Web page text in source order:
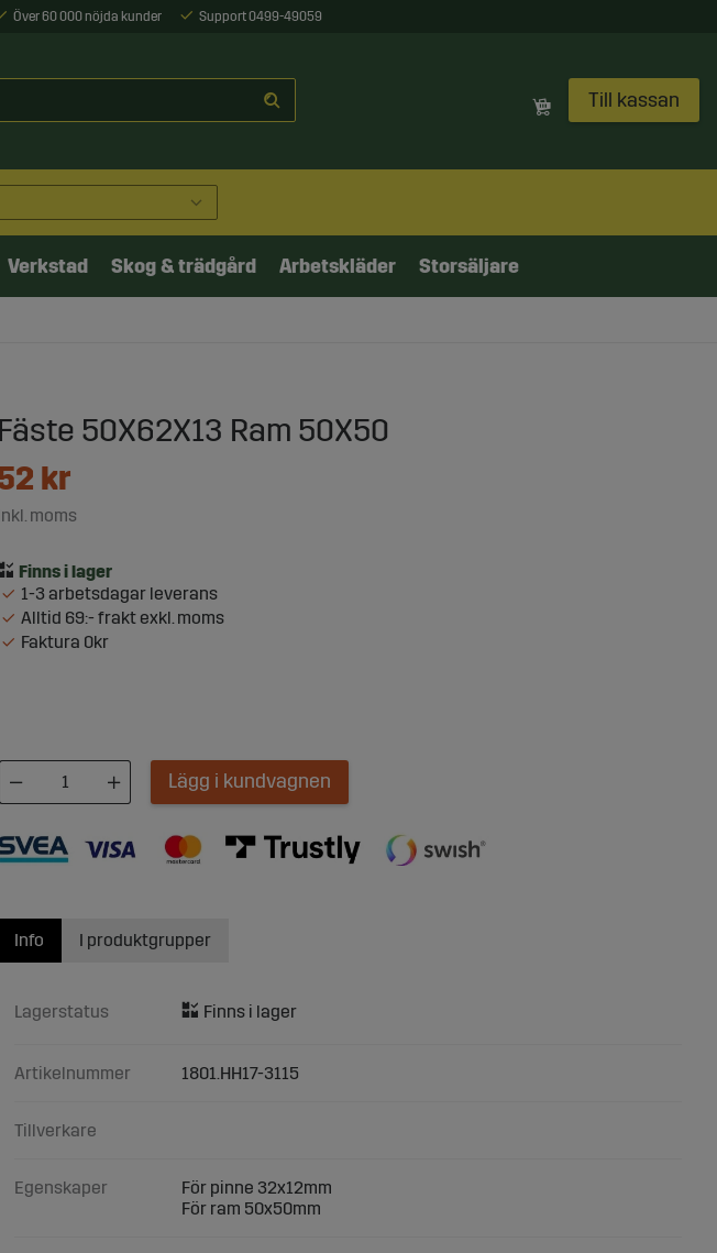
Över 60 000 nöjda kunder Support 0499-49059
Till kassan
Verkstad Skog & trädgård Arbetskläder Storsäljare
Fäste 50X62X13 Ram 50X50
kr
moms
1-3 arbetsdagar leverans
Alltid 69:- frakt exkl. moms
Faktura 0kr
Lägg i kundvagnen
Info
Lagerstatus
Artikelnummer 1801.HH17-3115
Tillverkare
Egenskaper
För pinne 32x12mm
För ram 50x50mm
I produktgrupper